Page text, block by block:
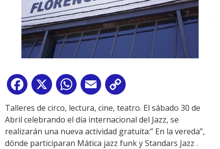
Facebook
X WhatsApp
Email
Link
Talleres de circo, lectura, cine, teatro. El sábado 30 de
Abril celebrando el día internacional del Jazz, se
realizarán una nueva actividad gratuita:” En la vereda”,
dónde participaran Mática jazz funk y Standars Jazz .